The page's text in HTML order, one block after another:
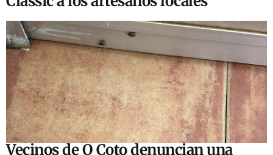
Vecinos de O Coto denuncian una